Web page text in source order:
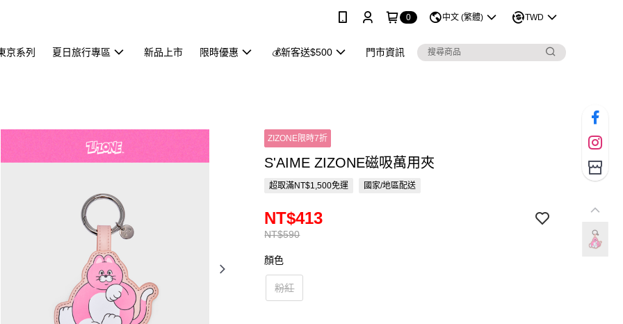
0 中文 (繁體) TWD
京系列 夏日旅行專區 新品上市 限時優惠 💰新客送$500 門市資訊
ZIZONE限時7折
S'AIME ZIZONE磁吸萬用夾
超取滿NT$1,500免運 國家/地區配送
NT$590
NT$413
顏色
粉紅